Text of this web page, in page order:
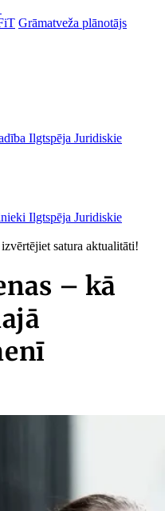
Grāmatveža plānotājs
Ilgtspēja Juridiskie
Ilgtspēja Juridiskie
satura aktualitāti!
– kā